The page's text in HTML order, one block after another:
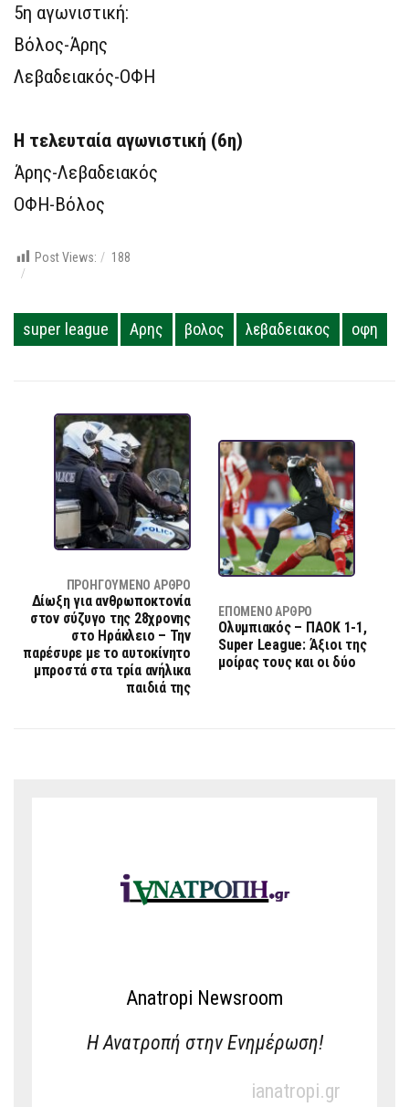
5η αγωνιστική:
Βόλος-Άρης
Λεβαδειακός-ΟΦΗ
H τελευταία αγωνιστική (6η)
Άρης-Λεβαδειακός
ΟΦΗ-Βόλος
Post Views: 188
super league Αρης βολος λεβαδειακος οφη
ΠΡΟΗΓΟΎΜΕΝΟ ΆΡΘΡΟ
Δίωξη για ανθρωποκτονία
στον σύζυγο της 28χρονης
στο Ηράκλειο – Την
παρέσυρε με το αυτοκίνητο
μπροστά στα τρία ανήλικα
παιδιά της
ΕΠΌΜΕΝΟ ΆΡΘΡΟ
Ολυμπιακός – ΠΑΟΚ 1-1,
Super League: Άξιοι της
μοίρας τους και οι δύο
Anatropi Newsroom
Η Ανατροπή στην Ενημέρωση!
ianatropi.gr